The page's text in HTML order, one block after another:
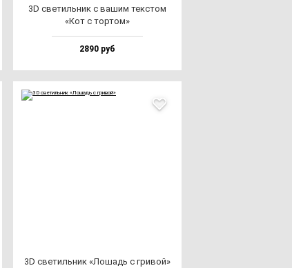
3D све­тиль­ник с ва­шим тек­стом
«Кот с тор­том»
2890 руб
3D све­тиль­ник «Лошадь с гри­вой»